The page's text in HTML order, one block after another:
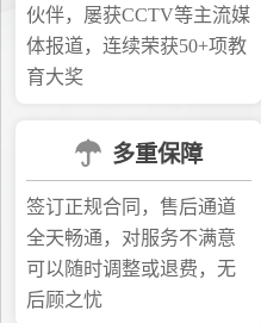
伙伴，屡获CCTV等主流媒
体报道，连续荣获50+项教
育大奖
多重保障
签订正规合同，售后通道
全天畅通，对服务不满意
可以随时调整或退费，无
后顾之忧